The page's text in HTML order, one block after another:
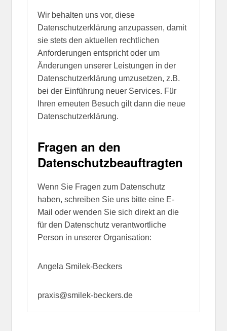
Wir behalten uns vor, diese
Datenschutzerklärung anzupassen, damit
sie stets den aktuellen rechtlichen
Anforderungen entspricht oder um
Änderungen unserer Leistungen in der
Datenschutzerklärung umzusetzen, z.B.
bei der Einführung neuer Services. Für
Ihren erneuten Besuch gilt dann die neue
Datenschutzerklärung.
Fragen an den
Datenschutzbeauftragten
Wenn Sie Fragen zum Datenschutz
haben, schreiben Sie uns bitte eine E-
Mail oder wenden Sie sich direkt an die
für den Datenschutz verantwortliche
Person in unserer Organisation:
Angela Smilek-Beckers
praxis@smilek-beckers.de